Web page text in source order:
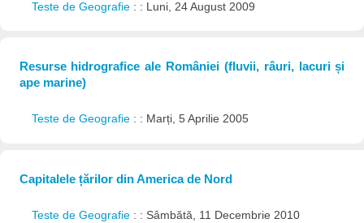
Teste de Geografie : : Luni, 24 August 2009
Resurse hidrografice ale României (fluvii, râuri, lacuri și
ape marine)
Teste de Geografie : : Marți, 5 Aprilie 2005
Capitalele țărilor din America de Nord
Teste de Geografie : : Sâmbătă, 11 Decembrie 2010